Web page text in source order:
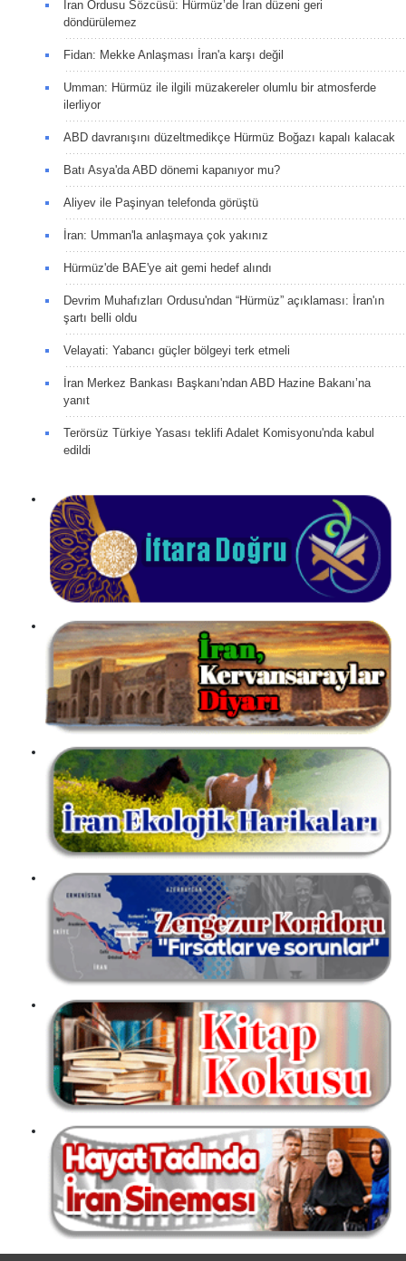
İran Ordusu Sözcüsü: Hürmüz’de İran düzeni geri
döndürülemez
Fidan: Mekke Anlaşması İran'a karşı değil
Umman: Hürmüz ile ilgili müzakereler olumlu bir atmosferde
ilerliyor
ABD davranışını düzeltmedikçe Hürmüz Boğazı kapalı kalacak
Batı Asya'da ABD dönemi kapanıyor mu?
Aliyev ile Paşinyan telefonda görüştü
İran: Umman'la anlaşmaya çok yakınız
Hürmüz'de BAE'ye ait gemi hedef alındı
Devrim Muhafızları Ordusu'ndan “Hürmüz” açıklaması: İran'ın
şartı belli oldu
Velayati: Yabancı güçler bölgeyi terk etmeli
İran Merkez Bankası Başkanı'ndan ABD Hazine Bakanı’na
yanıt
Terörsüz Türkiye Yasası teklifi Adalet Komisyonu'nda kabul
edildi